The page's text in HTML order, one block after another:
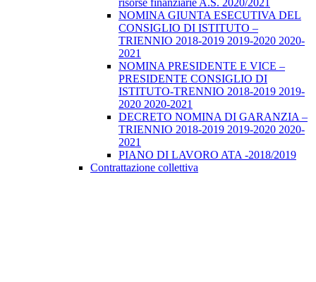
risorse finanziarie A.S. 2020/2021
NOMINA GIUNTA ESECUTIVA DEL
CONSIGLIO DI ISTITUTO –
TRIENNIO 2018-2019 2019-2020 2020-
2021
NOMINA PRESIDENTE E VICE –
PRESIDENTE CONSIGLIO DI
ISTITUTO-TRENNIO 2018-2019 2019-
2020 2020-2021
DECRETO NOMINA DI GARANZIA –
TRIENNIO 2018-2019 2019-2020 2020-
2021
PIANO DI LAVORO ATA -2018/2019
Contrattazione collettiva